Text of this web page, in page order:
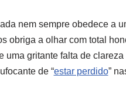
nem sempre obedece a
obriga a olhar com total
gritante falta de
de “estar perdido”